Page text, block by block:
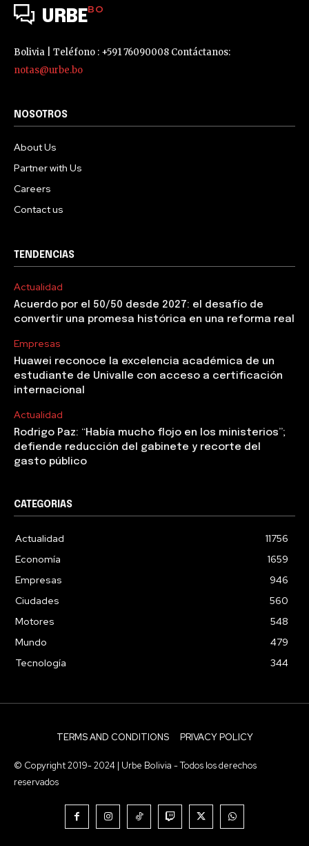
URBEBO
Bolivia | Teléfono : +591 76090008 Contáctanos:
notas@urbe.bo
NOSOTROS
About Us
Partner with Us
Careers
Contact us
TENDENCIAS
Actualidad
Acuerdo por el 50/50 desde 2027: el desafío de
convertir una promesa histórica en una reforma real
Empresas
Huawei reconoce la excelencia académica de un
estudiante de Univalle con acceso a certificación
internacional
Actualidad
Rodrigo Paz: “Había mucho flojo en los ministerios”;
defiende reducción del gabinete y recorte del
gasto público
CATEGORIAS
Actualidad
11756
Economía
1659
Empresas
946
Ciudades
560
Motores
548
Mundo
479
Tecnología
344
TERMS AND CONDITIONS PRIVACY POLICY
© Copyright 2019- 2024 | Urbe Bolivia - Todos los derechos
reservados